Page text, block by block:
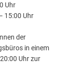
Uhr
15:00 Uhr
der
in einem
Uhr zur